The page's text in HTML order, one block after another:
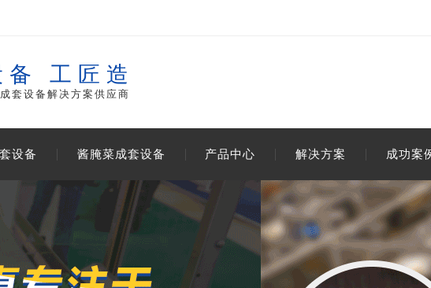
备 工匠造
套设备解决方案供应商
设备 酱腌菜成套设备 产品中心 解决方案 成功案